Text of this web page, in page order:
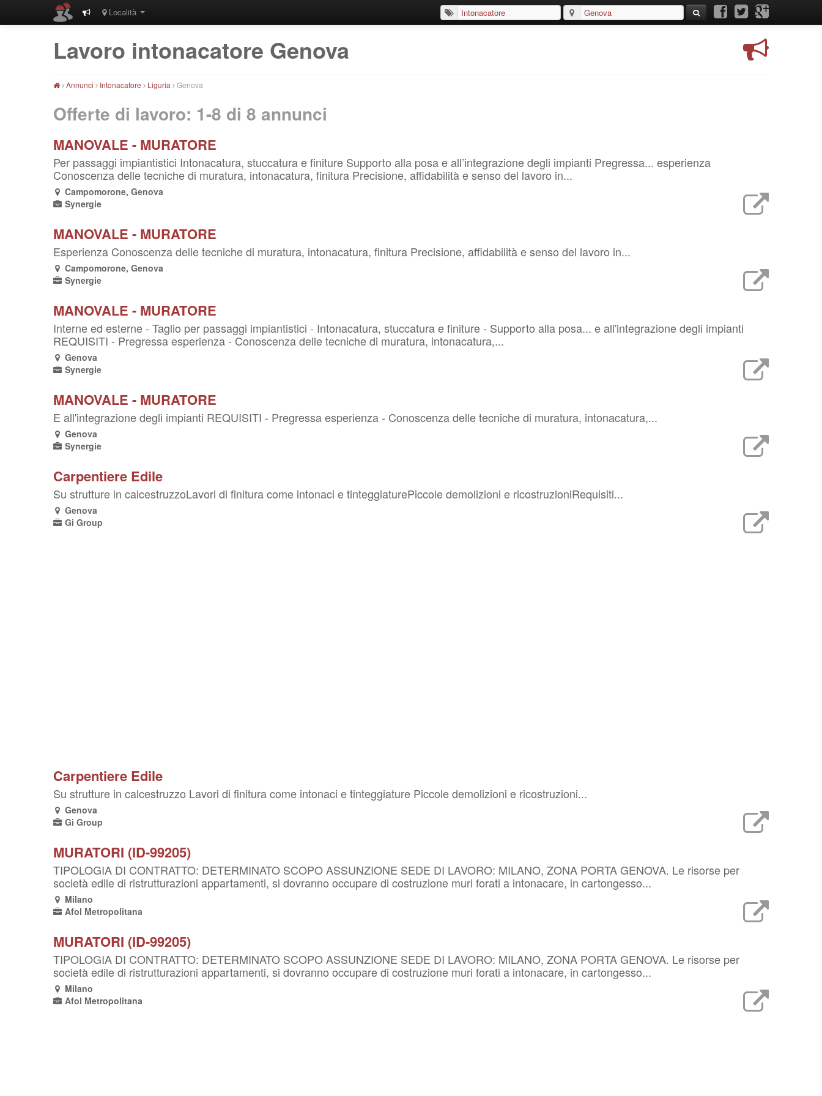
Località
Lavoro intonacatore Genova
Annunci Intonacatore Liguria Genova
Offerte di lavoro: 1-8 di 8 annunci
MANOVALE - MURATORE
Per passaggi impiantistici Intonacatura, stuccatura e finiture Supporto alla posa e all’integrazione degli impianti Pregressa... esperienza
Conoscenza delle tecniche di muratura, intonacatura, finitura Precisione, affidabilità e senso del lavoro in...
Campomorone, Genova
Synergie
MANOVALE - MURATORE
Esperienza Conoscenza delle tecniche di muratura, intonacatura, finitura Precisione, affidabilità e senso del lavoro in...
Campomorone, Genova
Synergie
MANOVALE - MURATORE
Interne ed esterne - Taglio per passaggi impiantistici - Intonacatura, stuccatura e finiture - Supporto alla posa... e all'integrazione degli impianti
REQUISITI - Pregressa esperienza - Conoscenza delle tecniche di muratura, intonacatura,...
Genova
Synergie
MANOVALE - MURATORE
E all'integrazione degli impianti REQUISITI - Pregressa esperienza - Conoscenza delle tecniche di muratura, intonacatura,...
Genova
Synergie
Carpentiere Edile
Su strutture in calcestruzzoLavori di finitura come intonaci e tinteggiaturePiccole demolizioni e ricostruzioniRequisiti...
Genova
Gi Group
Carpentiere Edile
Su strutture in calcestruzzo Lavori di finitura come intonaci e tinteggiature Piccole demolizioni e ricostruzioni...
Genova
Gi Group
MURATORI (ID-99205)
TIPOLOGIA DI CONTRATTO: DETERMINATO SCOPO ASSUNZIONE SEDE DI LAVORO: MILANO, ZONA PORTA GENOVA. Le risorse per
società edile di ristrutturazioni appartamenti, si dovranno occupare di costruzione muri forati a intonacare, in cartongesso...
Milano
Afol Metropolitana
MURATORI (ID-99205)
TIPOLOGIA DI CONTRATTO: DETERMINATO SCOPO ASSUNZIONE SEDE DI LAVORO: MILANO, ZONA PORTA GENOVA. Le risorse per
società edile di ristrutturazioni appartamenti, si dovranno occupare di costruzione muri forati a intonacare, in cartongesso...
Milano
Afol Metropolitana